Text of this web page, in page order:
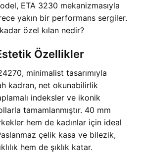
ETA 3230 mekanizmasıyla
yakın bir performans sergiler.
özel kılan nedir?
Özellikler
minimalist tasarımıyla
kadran, net okunabilirlik
indeksler ve ikonik
tamamlanmıştır. 40 mm
hem de kadınlar için ideal
çelik kasa ve bilezik,
hem de şıklık katar.